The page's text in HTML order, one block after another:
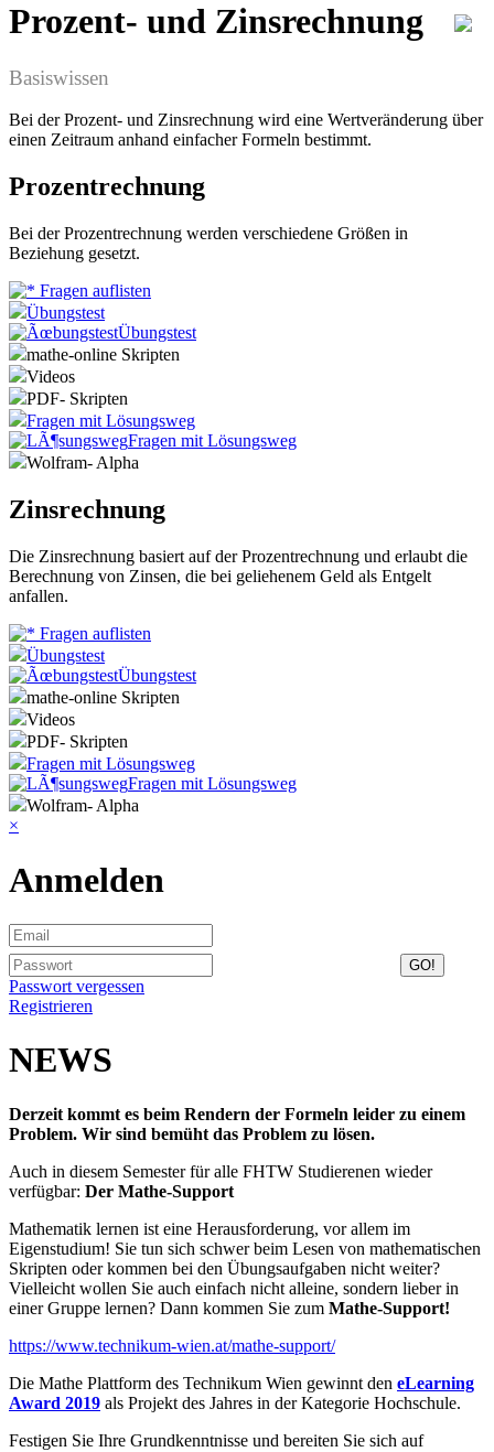
Prozent- und Zinsrechnung
Basiswissen
Bei der Prozent- und Zinsrechnung wird eine Wertveränderung über
einen Zeitraum anhand einfacher Formeln bestimmt.
Prozentrechnung
Bei der Prozentrechnung werden verschiedene Größen in
Beziehung gesetzt.
Fragen auflisten
Übungstest
Übungstest
mathe-online Skripten
Videos
PDF- Skripten
Fragen mit Lösungsweg
Fragen mit Lösungsweg
Wolfram- Alpha
Zinsrechnung
Die Zinsrechnung basiert auf der Prozentrechnung und erlaubt die
Berechnung von Zinsen, die bei geliehenem Geld als Entgelt
anfallen.
Fragen auflisten
Übungstest
Übungstest
mathe-online Skripten
Videos
PDF- Skripten
Fragen mit Lösungsweg
Fragen mit Lösungsweg
Wolfram- Alpha
×
Anmelden
Passwort vergessen
Registrieren
NEWS
Derzeit kommt es beim Rendern der Formeln leider zu einem
Problem. Wir sind bemüht das Problem zu lösen.
Auch in diesem Semester für alle FHTW Studierenen wieder
verfügbar: Der Mathe-Support
Mathematik lernen ist eine Herausforderung, vor allem im
Eigenstudium! Sie tun sich schwer beim Lesen von mathematischen
Skripten oder kommen bei den Übungsaufgaben nicht weiter?
Vielleicht wollen Sie auch einfach nicht alleine, sondern lieber in
einer Gruppe lernen? Dann kommen Sie zum Mathe-Support!
https://www.technikum-wien.at/mathe-support/
Die Mathe Plattform des Technikum Wien gewinnt den eLearning
Award 2019 als Projekt des Jahres in der Kategorie Hochschule.
Festigen Sie Ihre Grundkenntnisse und bereiten Sie sich auf